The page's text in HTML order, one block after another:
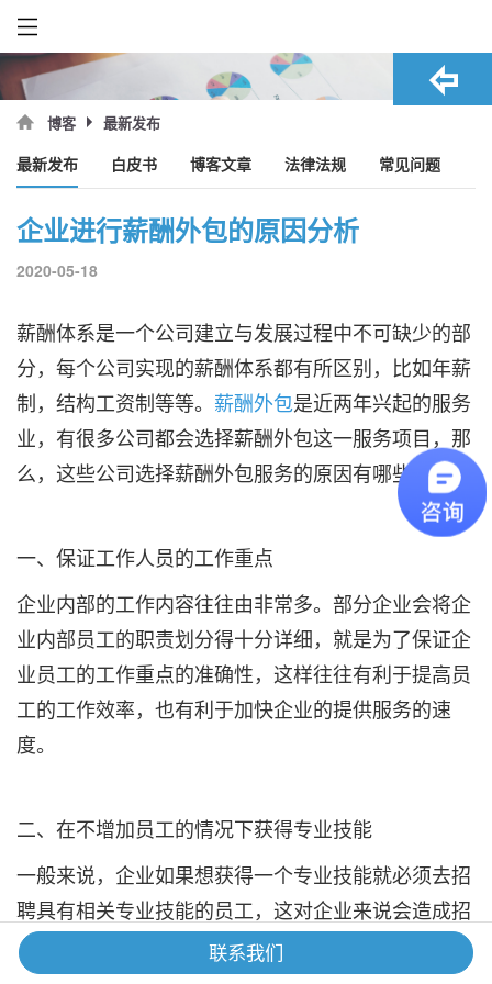
博客 最新发布
最新发布 白皮书 博客文章 法律法规 常见问题
企业进行薪酬外包的原因分析
2020-05-18
薪酬体系是一个公司建立与发展过程中不可缺少的部
分，每个公司实现的薪酬体系都有所区别，比如年薪
制，结构工资制等等。 薪酬外包是近两年兴起的服务
业，有很多公司都会选择薪酬外包这一服务项目，那
么，这些公司选择薪酬外包服务的原因有哪些呢？
一、保证工作人员的工作重点
企业内部的工作内容往往由非常多。部分企业会将企
业内部员工的职责划分得十分详细，就是为了保证企
业员工的工作重点的准确性，这样往往有利于提高员
工的工作效率，也有利于加快企业的提供服务的速
度。
二、在不增加员工的情况下获得专业技能
一般来说，企业如果想获得一个专业技能就必须去招
聘具有相关专业技能的员工，这对企业来说会造成招
聘时的时间成本机会成本以及后续培养员工的成本以
联系我们